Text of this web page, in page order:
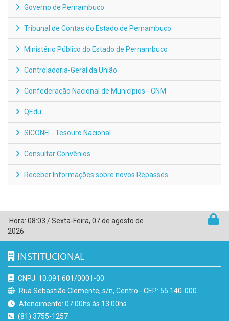
Governo de Pernambuco
Tribunal de Contas do Estado de Pernambuco
Ministério Público do Estado de Pernambuco
Controladoria-Geral da União
Confederação Nacional de Municípios - CNM
QEdu
SICONFI - Tesouro Nacional
Consultar Convênios
Receber Informações sobre novos Repasses
Hora: 08:03 /Sexta-Feira, 07 de agosto de
2026
INSTITUCIONAL
CNPJ: 10.091.601/0001-00
Rua Sebastião Clemente, s/n, Centro - CEP: 55.140-000
Atendimento: 07:00hs às 13:00hs
(81) 3755-1257